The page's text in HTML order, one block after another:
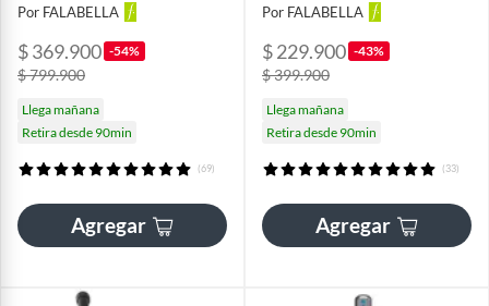
Por FALABELLA
$ 369.900 -54%
$ 799.900
Llega mañana
Retira desde 90min
(69)
Agregar
Por FALABELLA
$ 229.900 -43%
$ 399.900
Llega mañana
Retira desde 90min
(33)
Agregar